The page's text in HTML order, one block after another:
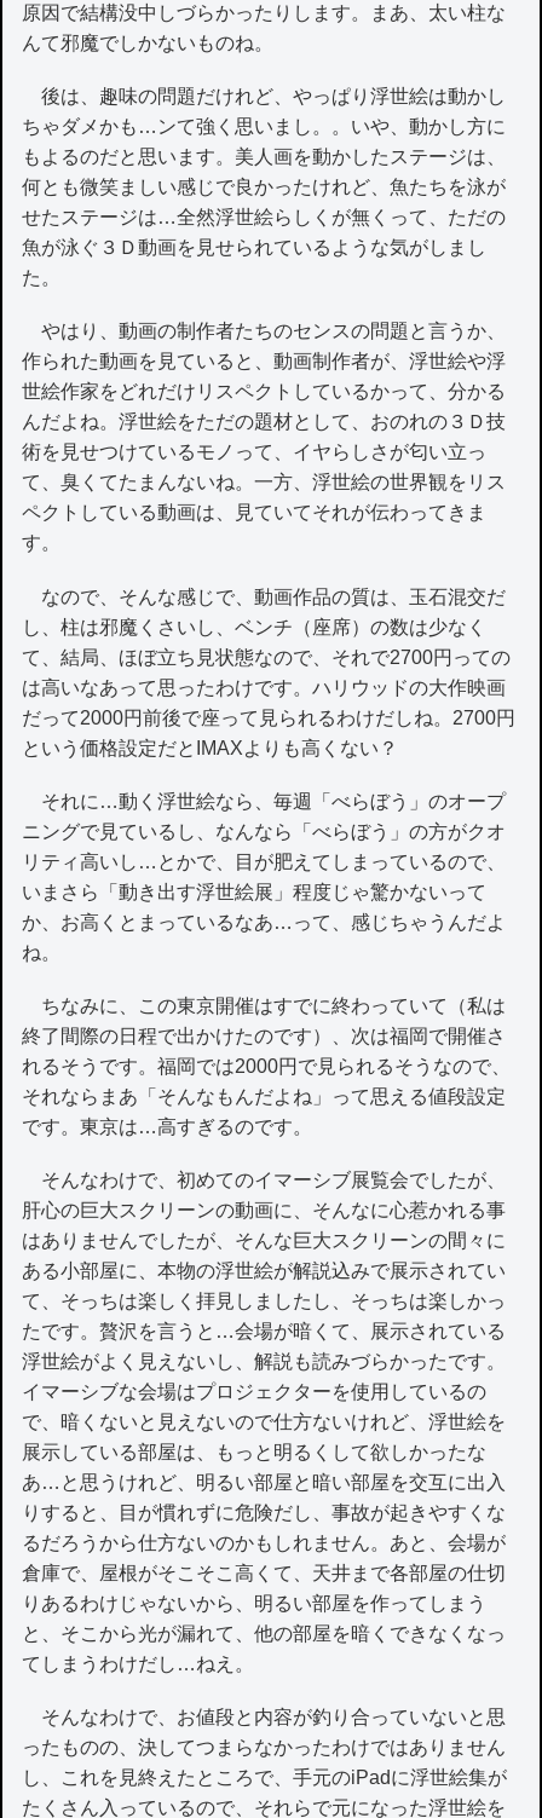
原因で結構没中しづらかったりします。まあ、太い柱な
んて邪魔でしかないものね。
後は、趣味の問題だけれど、やっぱり浮世絵は動かし
ちゃダメかも…ンて強く思いまし。。いや、動かし方に
もよるのだと思います。美人画を動かしたステージは、
何とも微笑ましい感じで良かったけれど、魚たちを泳が
せたステージは…全然浮世絵らしくが無くって、ただの
魚が泳ぐ３Ｄ動画を見せられているような気がしまし
た。
やはり、動画の制作者たちのセンスの問題と言うか、
作られた動画を見ていると、動画制作者が、浮世絵や浮
世絵作家をどれだけリスペクトしているかって、分かる
んだよね。浮世絵をただの題材として、おのれの３Ｄ技
術を見せつけているモノって、イヤらしさが匂い立っ
て、臭くてたまんないね。一方、浮世絵の世界観をリス
ペクトしている動画は、見ていてそれが伝わってきま
す。
なので、そんな感じで、動画作品の質は、玉石混交だ
し、柱は邪魔くさいし、ベンチ（座席）の数は少なく
て、結局、ほぼ立ち見状態なので、それで2700円っての
は高いなあって思ったわけです。ハリウッドの大作映画
だって2000円前後で座って見られるわけだしね。2700円
という価格設定だとIMAXよりも高くない？
それに…動く浮世絵なら、毎週「べらぼう」のオープ
ニングで見ているし、なんなら「べらぼう」の方がクオ
リティ高いし…とかで、目が肥えてしまっているので、
いまさら「動き出す浮世絵展」程度じゃ驚かないって
か、お高くとまっているなあ…って、感じちゃうんだよ
ね。
ちなみに、この東京開催はすでに終わっていて（私は
終了間際の日程で出かけたのです）、次は福岡で開催さ
れるそうです。福岡では2000円で見られるそうなので、
それならまあ「そんなもんだよね」って思える値段設定
です。東京は…高すぎるのです。
そんなわけで、初めてのイマーシブ展覧会でしたが、
肝心の巨大スクリーンの動画に、そんなに心惹かれる事
はありませんでしたが、そんな巨大スクリーンの間々に
ある小部屋に、本物の浮世絵が解説込みで展示されてい
て、そっちは楽しく拝見しましたし、そっちは楽しかっ
たです。贅沢を言うと…会場が暗くて、展示されている
浮世絵がよく見えないし、解説も読みづらかったです。
イマーシブな会場はプロジェクターを使用しているの
で、暗くないと見えないので仕方ないけれど、浮世絵を
展示している部屋は、もっと明るくして欲しかったな
あ…と思うけれど、明るい部屋と暗い部屋を交互に出入
りすると、目が慣れずに危険だし、事故が起きやすくな
るだろうから仕方ないのかもしれません。あと、会場が
倉庫で、屋根がそこそこ高くて、天井まで各部屋の仕切
りあるわけじゃないから、明るい部屋を作ってしまう
と、そこから光が漏れて、他の部屋を暗くできなくなっ
てしまうわけだし…ねえ。
そんなわけで、お値段と内容が釣り合っていないと思
ったものの、決してつまらなかったわけではありません
し、これを見終えたところで、手元のiPadに浮世絵集が
たくさん入っているので、それらで元になった浮世絵を